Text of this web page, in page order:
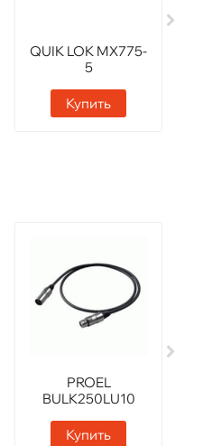
QUIK LOK MX775-
5
Купить
PROEL
BULK250LU10
Купить